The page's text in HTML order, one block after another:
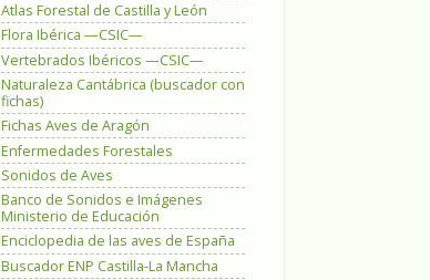
Atlas Forestal de Castilla y León
Flora Ibérica —CSIC—
Vertebrados Ibéricos —CSIC—
Naturaleza Cantábrica (buscador con
fichas)
Fichas Aves de Aragón
Enfermedades Forestales
Sonidos de Aves
Banco de Sonidos e Imágenes
Ministerio de Educación
Enciclopedia de las aves de España
Buscador ENP Castilla-La Mancha